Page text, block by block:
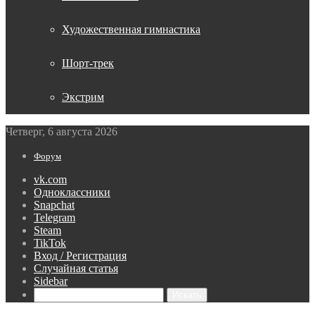
Художественная гимнастика
Шорт-трек
Экстрим
Четверг, 6 августа 2026
Форум
vk.com
Одноклассники
Snapchat
Telegram
Steam
TikTok
Вход / Регистрация
Случайная статья
Sidebar